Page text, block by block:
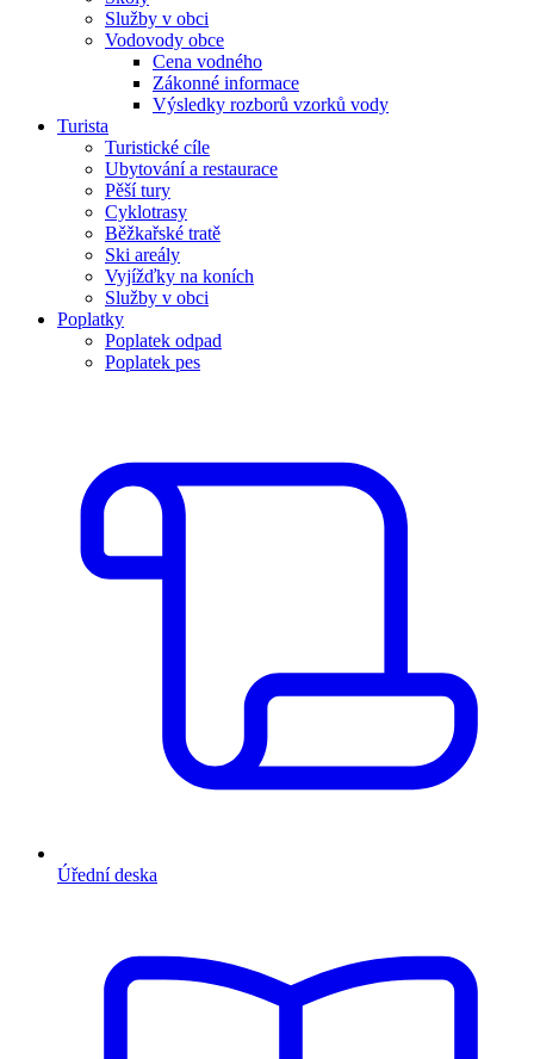
Služby v obci
Vodovody obce
Cena vodného
Zákonné informace
Výsledky rozborů vzorků vody
Turista
Turistické cíle
Ubytování a restaurace
Pěší tury
Cyklotrasy
Běžkařské tratě
Ski areály
Vyjížďky na koních
Služby v obci
Poplatky
Poplatek odpad
Poplatek pes
Úřední deska